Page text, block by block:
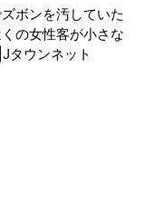
ボンを汚していた
の女性客が小さな
タウンネット